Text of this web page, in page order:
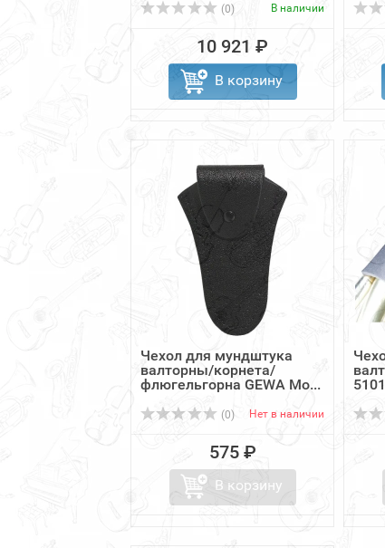
(0) В наличии
10 921 ₽
В корзину
Чехол для мундштука
валторны/корнета/
флюгельгорна GEWA Mo...
(0) Нет в наличии
575 ₽
В корзину